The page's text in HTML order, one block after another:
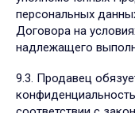
персональных
Договора на
надлежащего
9.3. Продавец